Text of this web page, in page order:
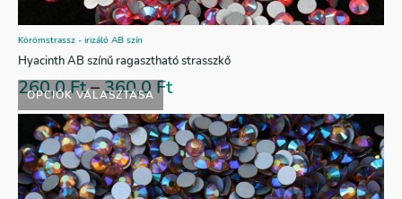
OPCIÓK VÁLASZTÁSA
Körömstrassz - irizáló AB szín
Hyacinth AB színű ragasztható strasszkő
260,0Ft–360,0Ft